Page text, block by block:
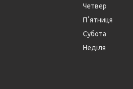
Четвер
Пʼятниця
Субота
Неділя